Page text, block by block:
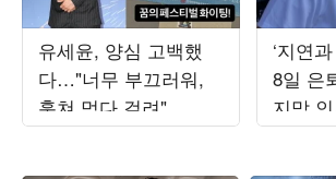
유세윤, 양심 고백했
다…"너무 부끄러워,
훔쳐 먹다 걸려"
‘지연
8일 은
지막
것”